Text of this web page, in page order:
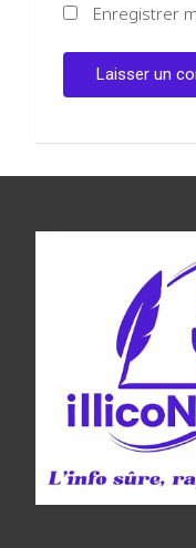
Enregistrer